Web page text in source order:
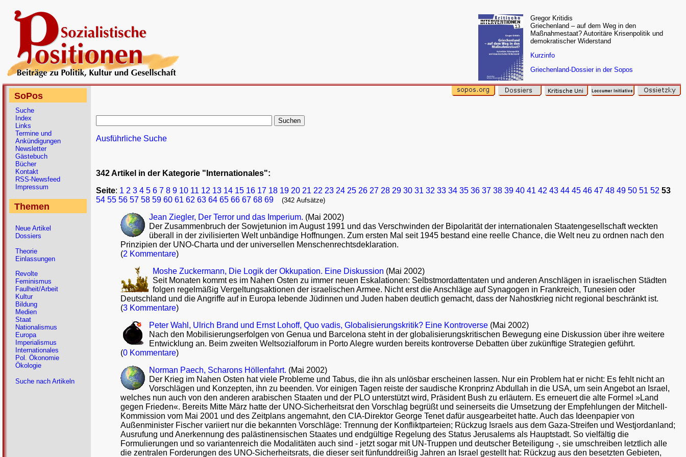
Gregor Kritidis
Griechenland – auf dem Weg in den
Maßnahmestaat? Autoritäre Krisenpolitik und
demokratischer Widerstand
Kurzinfo
Griechenland-Dossier in der Sopos
Ausführliche Suche
342 Artikel in der Kategorie "Internationales":
Seite: 1 2 3 4 5 6 7 8 9 10 11 12 13 14 15 16 17 18 19 20 21 22 23 24 25 26 27 28 29 30 31 32 33 34 35 36 37 38 39 40 41 42 43 44 45 46 47 48 49 50 51 52 53
54 55 56 57 58 59 60 61 62 63 64 65 66 67 68 69 (342 Aufsätze)
Jean Ziegler, Der Terror und das Imperium. (Mai 2002)
Der Zusammenbruch der Sowjetunion im August 1991 und das Verschwinden der Bipolarität der internationalen Staatengesellschaft weckten
überall in der zivilisierten Welt unbändige Hoffnungen. Zum ersten Mal seit 1945 bestand eine reelle Chance, die Welt neu zu ordnen nach den
Prinzipien der UNO-Charta und der universellen Menschenrechtsdeklaration.
(2 Kommentare)
Moshe Zuckermann, Die Logik der Okkupation. Eine Diskussion (Mai 2002)
Seit Monaten kommt es im Nahen Osten zu immer neuen Eskalationen: Selbstmordattentaten und anderen Anschlägen in israelischen Städten
folgen regelmäßig Vergeltungsaktionen der israelischen Armee. Nicht erst die Anschläge auf Synagogen in Frankreich, Tunesien oder
Deutschland und die Angriffe auf in Europa lebende Jüdinnen und Juden haben deutlich gemacht, dass der Nahostkrieg nicht regional beschränkt ist.
(3 Kommentare)
Peter Wahl, Ulrich Brand und Ernst Lohoff, Quo vadis, Globalisierungskritik? Eine Kontroverse (Mai 2002)
Nach den Mobilisierungserfolgen von Genua und Barcelona steht in der globalisierungskritischen Bewegung eine Diskussion über ihre weitere
Entwicklung an. Beim zweiten Weltsozialforum in Porto Alegre wurden bereits kontroverse Debatten über zukünftige Strategien geführt.
(0 Kommentare)
Norman Paech, Scharons Höllenfahrt. (Mai 2002)
Der Krieg im Nahen Osten hat viele Probleme und Tabus, die ihn als unlösbar erscheinen lassen. Nur ein Problem hat er nicht: Es fehlt nicht an
Vorschlägen und Konzepten, ihn zu beenden. Vor einigen Tagen reiste der saudische Kronprinz Abdullah in die USA, um sein Angebot an Israel,
welches nun auch von den anderen arabischen Staaten und der PLO unterstützt wird, Präsident Bush zu erläutern. Es erneuert die alte Formel »Land
gegen Frieden«. Bereits Mitte März hatte der UNO-Sicherheitsrat den Vorschlag begrüßt und seinerseits die Umsetzung der Empfehlungen der Mitchell-
Kommission vom Mai 2001 und des Zeitplans angemahnt, den CIA-Direktor George Tenet dafür ausgearbeitet hatte. Auch das Ideenpapier von
Außenminister Fischer variiert nur die bekannten Vorschläge: Trennung der Konfliktparteien; Rückzug Israels aus dem Gaza-Streifen und Westjordanland;
Ausrufung und Anerkennung des palästinensischen Staates und endgültige Regelung des Status Jerusalems als Hauptstadt. So vielfältig die
Formulierungen und so variantenreich die Modalitäten auch sind - jetzt sogar mit UN-Truppen und deutscher Beteiligung -, sie umschreiben letztlich alle
die zentralen Forderungen des UNO-Sicherheitsrats, die dieser seit fünfunddreißig Jahren an Israel gestellt hat: Rückzug aus den besetzten Gebieten,
SoPos
Suche
Index
Links
Termine und
Ankündigungen
Newsletter
Gästebuch
Bücher
Kontakt
RSS-Newsfeed
Impressum
Themen
Neue Artikel
Dossiers
Theorie
Einlassungen
Revolte
Feminismus
Faulheit/Arbeit
Kultur
Bildung
Medien
Staat
Nationalismus
Europa
Imperialismus
Internationales
Pol. Ökonomie
Ökologie
Suche nach Artikeln